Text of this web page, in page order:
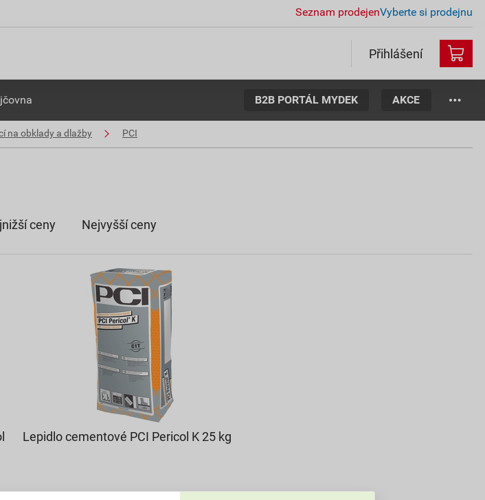
Seznam prodejenVyberte si prodejnu
Přihlášení
B2B PORTÁL MYDEK AKCE
na obklady a dlažby PCI
ceny Nejvyšší ceny
Lepidlo cementové PCI Pericol K 25 kg